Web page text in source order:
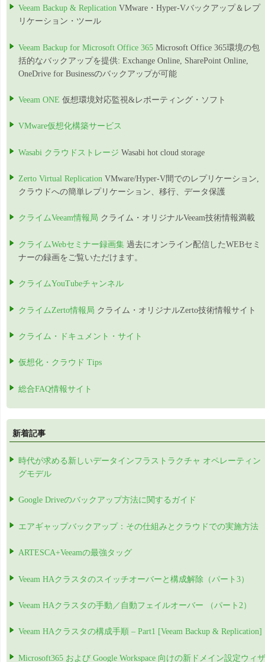
Veeam Backup & Replication VMware・Hyper-Vバックアップ＆レプ
リケーション・ツール
Veeam Backup for Microsoft Office 365 Microsoft Office 365環境の包
括的なバックアップを提供: Exchange Online, SharePoint Online,
OneDrive for Businessのバックアップが可能
Veeam ONE 仮想環境対応監視&レポーティング・ソフト
VMware仮想化構築サービス
Wasabi クラウドストレージ Wasabi hot cloud storage
Zerto Virtual Replication VMware/Hyper-V間でのレプリケーション,
クラウドへの簡単レプリケーション、移行、データ保護
クライムVeeam情報局 クライム・オリジナルVeeam技術情報満載
クライムWebセミナー録画集 過去にオンライン配信したWEBセミ
ナーの録画をご覧いただけます。
クライムYouTubeチャンネル
クライムZerto情報局 クライム・オリジナルZerto技術情報サイト
クライム・ドキュメント・サイト
仮想化・クラウド Tips
総合FAQ情報サイト
新着記事
時代が求める新しいデータインフラストラクチャ オペレーティン
グモデル
Google Driveのバックアップ方法に関するガイド
エアギャップバックアップ：その仕組みとクラウドでの実施方法
ARTESCA+Veeamの最強タッグ
Veeam HAクラスタのスイッチオーバーと構成解除（パート3）
Veeam HAクラスタの手動／自動フェイルオーバー （パート2）
Veeam HAクラスタの構成手順 – Part1 [Veeam Backup & Replication]
Microsoft365 および Google Workspace 向けの新ドメイン設定ウィザ